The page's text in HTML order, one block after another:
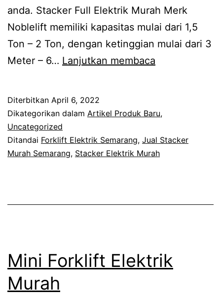
anda. Stacker Full Elektrik Murah Merk
Noblelift memiliki kapasitas mulai dari 1,5
Ton – 2 Ton, dengan ketinggian mulai dari 3
Meter – 6… Lanjutkan membaca
Murah
Diterbitkan April 6, 2022
Dikategorikan dalam Artikel Produk Baru,
Uncategorized
Ditandai Forklift Elektrik Semarang, Jual Stacker
Murah Semarang, Stacker Elektrik Murah
Mini Forklift Elektrik
Murah